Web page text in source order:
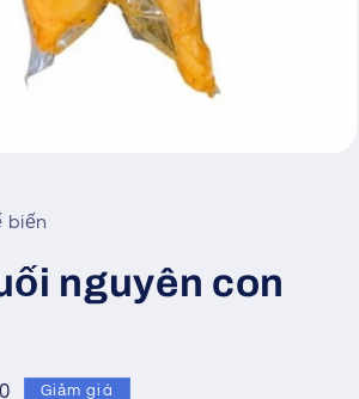
biến
nguyên con
Giảm giá